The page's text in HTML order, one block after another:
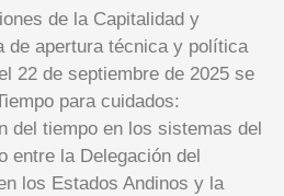
de la Capitalidad y
de apertura técnica y política
22 de septiembre de 2025 se
para cuidados:
del tiempo en los sistemas del
entre la Delegación del
los Estados Andinos y la